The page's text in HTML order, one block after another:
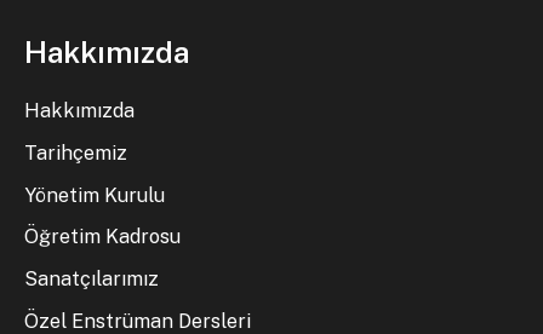
Hakkımızda
Hakkımızda
Tarihçemiz
Yönetim Kurulu
Öğretim Kadrosu
Sanatçılarımız
Özel Enstrüman Dersleri